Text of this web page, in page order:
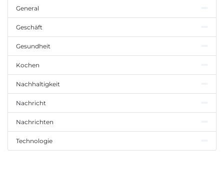
General
Geschäft
Gesundheit
Kochen
Nachhaltigkeit
Nachricht
Nachrichten
Technologie